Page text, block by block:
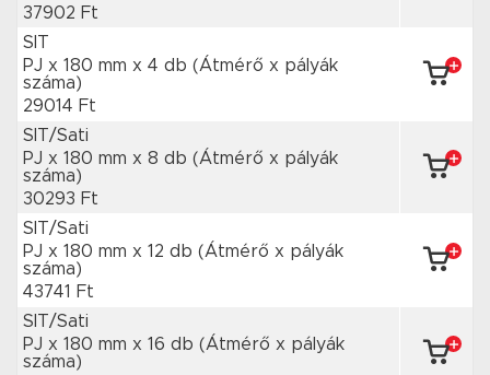
37902 Ft
SIT
PJ x 180 mm x 4 db (Átmérő x pályák
száma)
29014 Ft
SIT/Sati
PJ x 180 mm x 8 db (Átmérő x pályák
száma)
30293 Ft
SIT/Sati
PJ x 180 mm x 12 db (Átmérő x pályák
száma)
43741 Ft
SIT/Sati
PJ x 180 mm x 16 db (Átmérő x pályák
száma)